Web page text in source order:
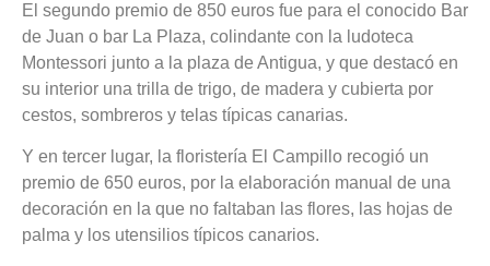
El segundo premio de 850 euros fue para el conocido Bar
de Juan o bar La Plaza, colindante con la ludoteca
Montessori junto a la plaza de Antigua, y que destacó en
su interior una trilla de trigo, de madera y cubierta por
cestos, sombreros y telas típicas canarias.
Y en tercer lugar, la floristería El Campillo recogió un
premio de 650 euros, por la elaboración manual de una
decoración en la que no faltaban las flores, las hojas de
palma y los utensilios típicos canarios.